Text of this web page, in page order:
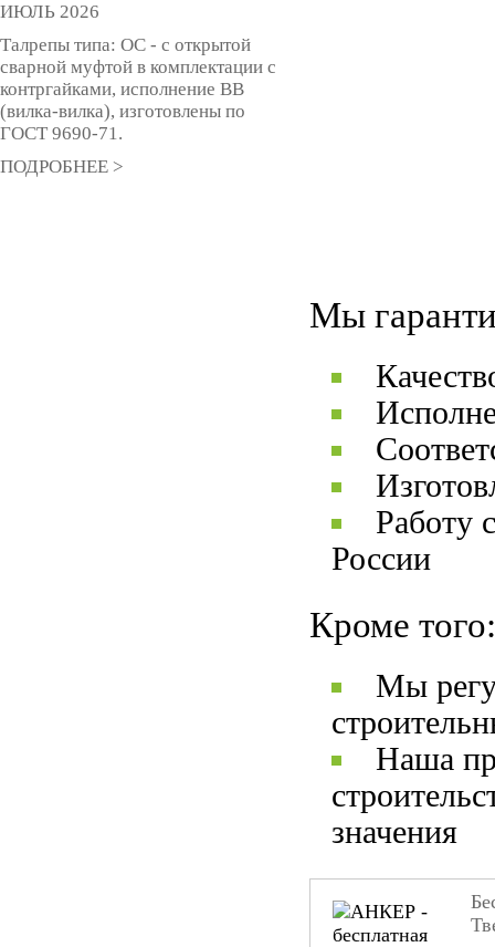
Мы
Работу
России
Кроме того:
Мы
Наша
значения
ИЮЛЬ 2026
Талрепы типа: ОС - с открытой
сварной муфтой в комплектации с
контргайками, исполнение ВВ
(вилка-вилка), изготовлены по
ГОСТ 9690-71.
ПОДРОБНЕЕ >